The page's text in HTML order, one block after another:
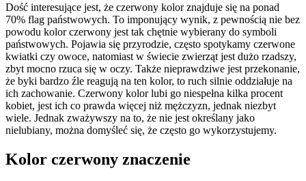
Dość interesujące jest, że czerwony kolor znajduje się na ponad
70% flag państwowych. To imponujący wynik, z pewnością nie bez
powodu kolor czerwony jest tak chętnie wybierany do symboli
państwowych. Pojawia się przyrodzie, często spotykamy czerwone
kwiatki czy owoce, natomiast w świecie zwierząt jest dużo rzadszy,
zbyt mocno rzuca się w oczy. Także nieprawdziwe jest przekonanie,
że byki bardzo źle reagują na ten kolor, to ruch silnie oddziałuje na
ich zachowanie. Czerwony kolor lubi go niespełna kilka procent
kobiet, jest ich co prawda więcej niż mężczyzn, jednak niezbyt
wiele. Jednak zważywszy na to, że nie jest określany jako
nielubiany, można domyśleć się, że często go wykorzystujemy.
Kolor czerwony znaczenie